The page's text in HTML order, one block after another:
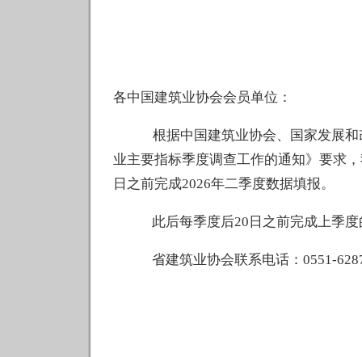
各中国建筑业协会会员单位：
根据中国建筑业协会、国家发展
业主要指标季度调查工作的通知》要求
日之前完成2026年二季度数据填报。
此后每季度后20 日之前完成上季
省建筑业协会联系电话： 0551-